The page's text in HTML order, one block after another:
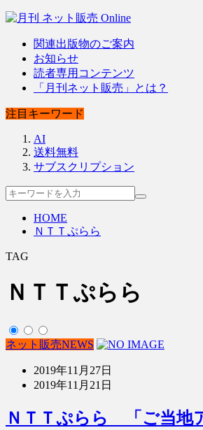
関連出版物のご案内
お知らせ
読者専用コンテンツ
「月刊ネット販売」とは？
注目キーワード
AI
送料無料
サブスクリプション
HOME
ＮＴＴぷらら
TAG
ＮＴＴぷらら
ネット販売NEWS
2019年11月27日
2019年11月21日
ＮＴＴぷらら 「ご当地